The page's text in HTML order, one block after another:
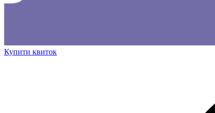
Купити квиток